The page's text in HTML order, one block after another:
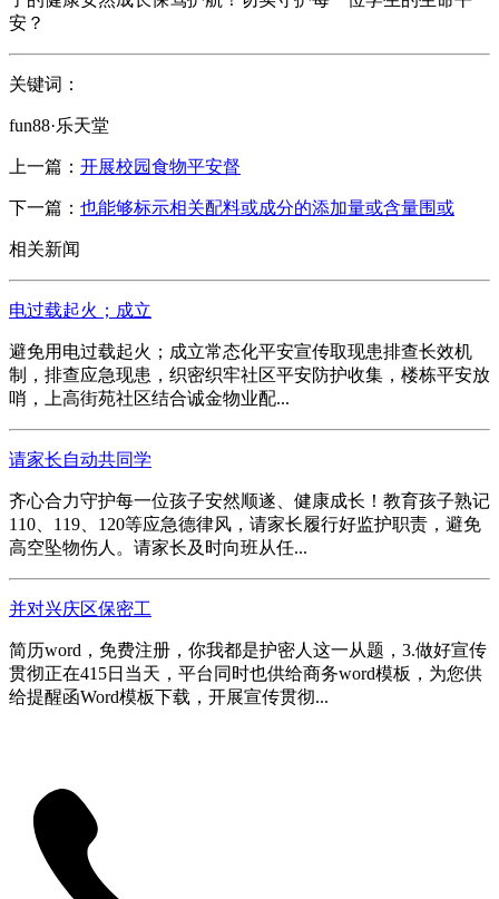
安？
关键词：
fun88·乐天堂
上一篇： 开展校园食物平安督
下一篇： 也能够标示相关配料或成分的添加量或含量围或
相关新闻
电过载起火；成立
避免用电过载起火；成立常态化平安宣传取现患排查长效机
制，排查应急现患，织密织牢社区平安防护收集，楼栋平安放
哨，上高街苑社区结合诚金物业配...
请家长自动共同学
齐心合力守护每一位孩子安然顺遂、健康成长！教育孩子熟记
110、119、120等应急德律风，请家长履行好监护职责，避免
高空坠物伤人。请家长及时向班从任...
并对兴庆区保密工
简历word，免费注册，你我都是护密人这一从题，3.做好宣传
贯彻正在415日当天，平台同时也供给商务word模板，为您供
给提醒函Word模板下载，开展宣传贯彻...